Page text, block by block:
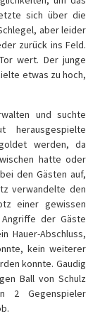
sich über die
aber leider
zurück ins Feld.
wert. Der junge
etwas zu hoch,
und suchte
herausgespielte
werden, da
hatte oder
den Gästen auf,
verwandelte den
einer gewissen
der Gäste
Hauer-Abschluss,
kein weiterer
konnte. Gaudig
Ball von Schulz
2 Gegenspieler